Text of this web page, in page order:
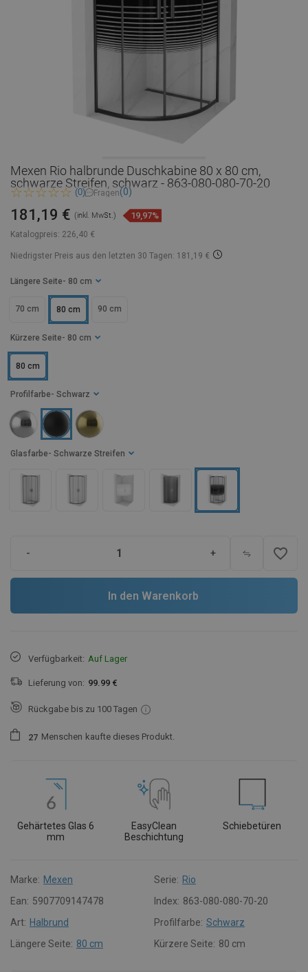
Mexen Rio halbrunde Duschkabine 80 x 80 cm,
schwarze Streifen, schwarz - 863-080-080-70-20
(0) Fragen(0)
Katalogpreis: 226,40 €
181,19 € (inkl. MwSt.) 19,97%
Niedrigster Preis aus den letzten 30 Tagen: 181,19 €
Längere Seite - 80 cm
70 cm 80 cm 90 cm
Kürzere Seite - 80 cm
80 cm
Glasfarbe - Schwarze Streifen
Profilfarbe - Schwarz
- + favorite_border
In den Warenkorb
Verfügbarkeit: Auf Lager
Lieferung von: 99.99 €
Rückgabe bis zu 100 Tagen
27 Menschen kaufte dieses Produkt.
Gehärtetes Glas 6
mm
EasyClean
Beschichtung
Schiebetüren
Marke: Mexen Serie: Rio
Ean: 5907709147478 Index: 863-080-080-70-20
Art: Halbrund Profilfarbe: Schwarz
Längere Seite: 80 cm Kürzere Seite: 80 cm